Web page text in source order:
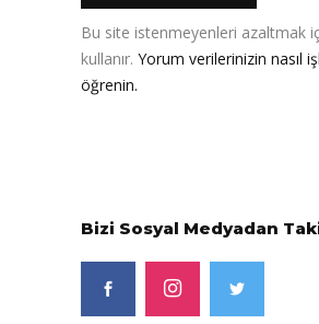
Bu site istenmeyenleri azaltmak
kullanır. Yorum verilerinizin nasıl
öğrenin.
Bizi Sosyal Medyadan